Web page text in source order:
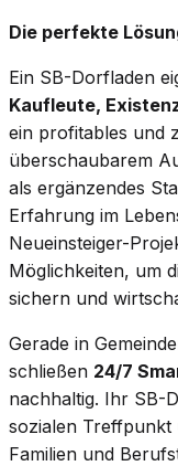
Die perfekte
Ein SB-Dorfladen
Kaufleute,
ein profitables und
überschaubarem
als ergänzendes
Erfahrung im
Neueinsteiger-
Möglichkeiten, um
sichern und
Gerade in
schließen 24/7
nachhaltig. Ihr SB-
sozialen
Familien und